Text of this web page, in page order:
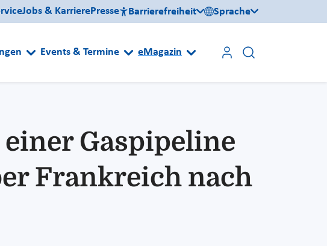
Jobs & KarrierePresse Barrierefreiheit Sprache
Events & Termine eMagazin
Gaspipeline
Frankreich nach